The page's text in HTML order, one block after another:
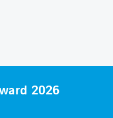
2026